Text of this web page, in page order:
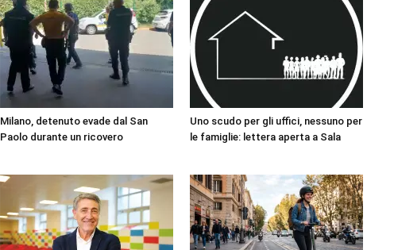
Milano, detenuto evade dal San
Paolo durante un ricovero
Uno scudo per gli uffici, nessuno per
le famiglie: lettera aperta a Sala